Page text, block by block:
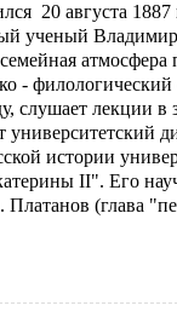
20 августа 1887
ученый
атмосфера
- филологический
слушает лекции в
истории
II". Его
(глава